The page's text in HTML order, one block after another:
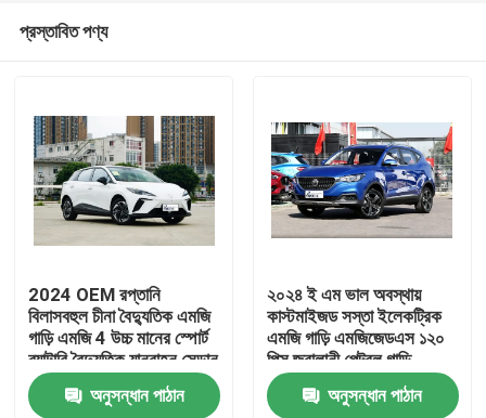
প্রস্তাবিত পণ্য
2024 OEM রপ্তানি
বিলাসবহুল চীনা বৈদ্যুতিক এমজি
গাড়ি এমজি 4 উচ্চ মানের স্পোর্ট
ব্যাটারি বৈদ্যুতিক যানবাহন সেডান
নতুন গাড়ি
অনুসন্ধান পাঠান
২০২৪ ই এম ভাল অবস্থায়
কাস্টমাইজড সস্তা ইলেকট্রিক
এমজি গাড়ি এমজিজেডএস ১২০
পিস জ্বালানী পেট্রল গাড়ি
অনুসন্ধান পাঠান